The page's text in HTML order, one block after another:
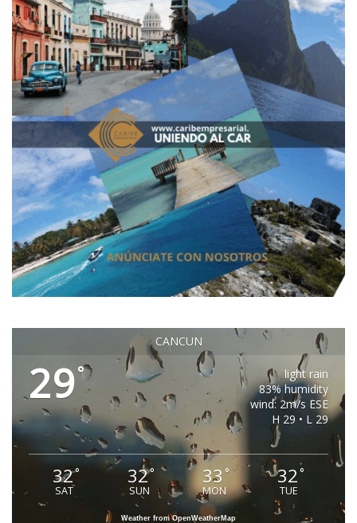
CANCUN
29°
light rain
83% humidity
wind: 2m/s ESE
H 29 • L 29
32°
SAT
32°
SUN
33 °
MON
32°
TUE
Weather from OpenWeatherMap